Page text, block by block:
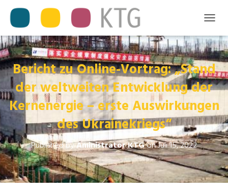
O
G
G
L
E
N
A
V
I
G
A
T
I
N
Bericht zu Online-Vortrag: „Stand
der weltweiten Entwicklung der
Kernenergie – erste Auswirkungen
des Ukrainekriegs“
Published byAministrator KTGonJuli 15, 2022